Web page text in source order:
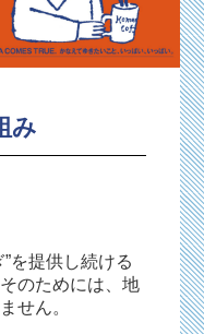
み
を提供し続ける
のためには、地
せん。